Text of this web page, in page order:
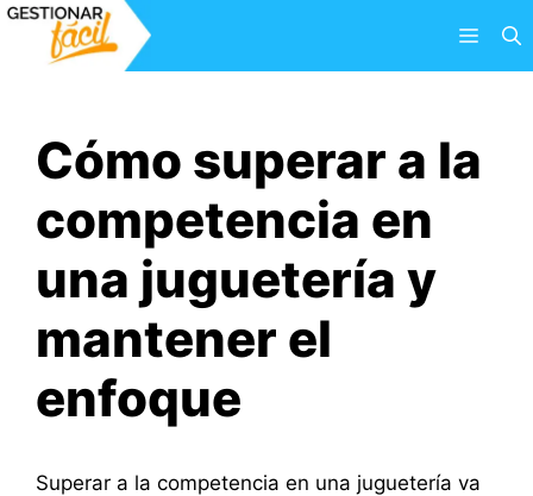
Saltar
Menú
Cómo superar a la
competencia en
una juguetería y
mantener el
enfoque
Superar a la competencia en una juguetería va